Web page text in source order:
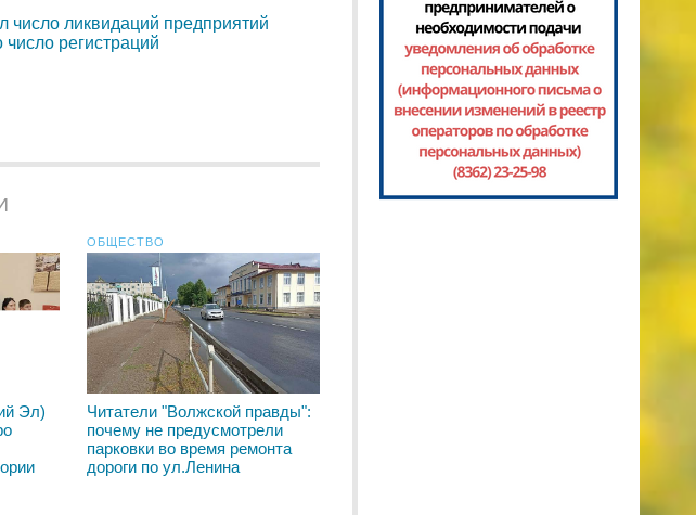
число ликвидаций предприятий
регистраций
Эл)
ОБЩЕСТВО
Читатели "Волжской правды":
почему не предусмотрели
парковки во время ремонта
дороги по ул.Ленина